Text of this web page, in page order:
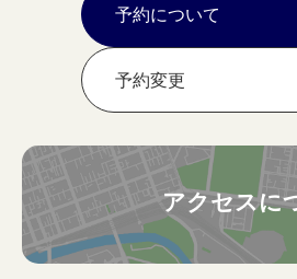
予約について
予約変更
アクセスに